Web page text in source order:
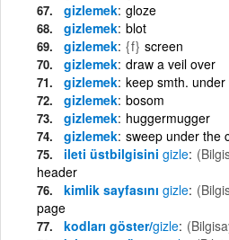
gizlemek gloze
gizlemek blot
gizlemek {f} screen
gizlemek draw a veil over
gizlemek keep smth. under
gizlemek bosom
gizlemek huggermugger
gizlemek sweep under the
ileti üstbilgisini gizle
header
kimlik sayfasını gizle
page
kodları göster/gizle